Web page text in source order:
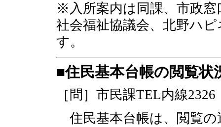
※入所案内は同課、市政窓
社会福祉協議会、北野ハ
す。
■住民基本台帳の閲覧状
［問］市民課TEL内線2326
住民基本台帳は、閲覧の